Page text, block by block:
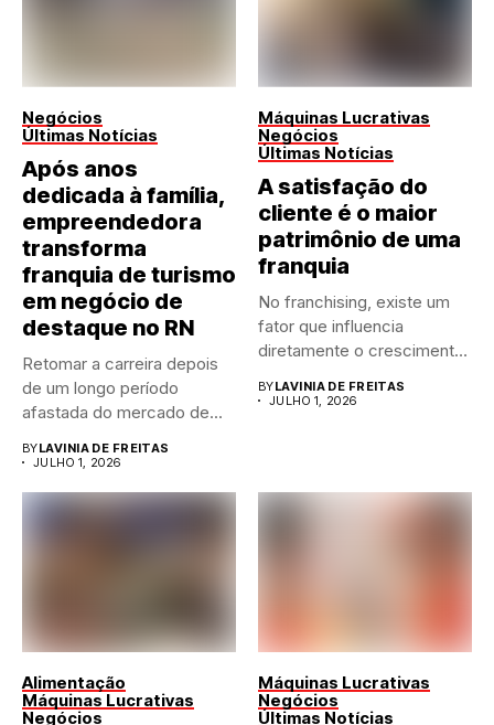
Negócios
Últimas Notícias
Após anos
dedicada à família,
empreendedora
transforma
franquia de turismo
em negócio de
destaque no RN
Retomar a carreira depois
de um longo período
afastada do mercado de...
BYLAVINIA DE FREITAS
JULHO 1, 2026
Máquinas Lucrativas
Negócios
Últimas Notícias
A satisfação do
cliente é o maior
patrimônio de uma
franquia
No franchising, existe um
fator que influencia
diretamente o crescimento
BYLAVINIA DE FREITAS
JULHO 1, 2026
Alimentação
Máquinas Lucrativas
Negócios
Máquinas Lucrativas
Negócios
Últimas Notícias